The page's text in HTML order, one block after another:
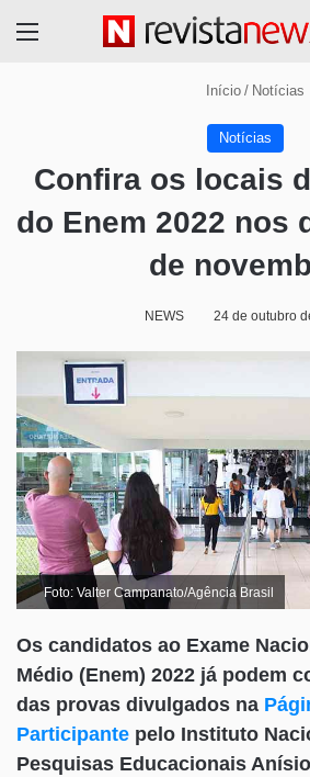
Início / Notícias
Notícias
Confira os locais
do Enem 2022 nos
de
NEWS 24 de outubro
Foto: Valter Campanato/Agência Brasil
Os candidatos ao Exame
Médio (Enem) 2022 já podem
das provas divulgados na
Participante pelo Instituto
Pesquisas Educacionais